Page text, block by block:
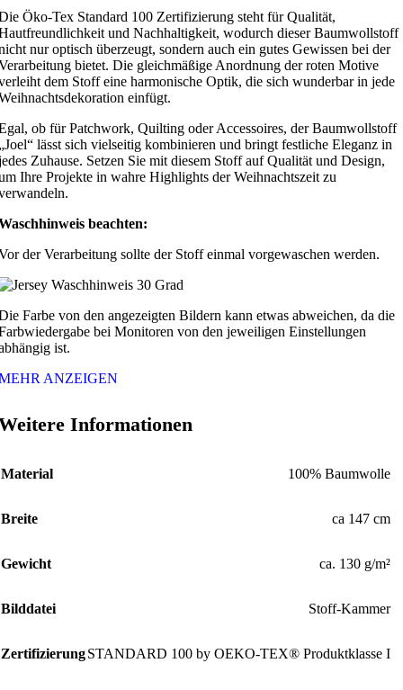
Öko-Tex Standard 100 Zertifizierung steht für Qualität,
und Nachhaltigkeit, wodurch dieser Baumwollstoff
nur optisch überzeugt, sondern auch ein gutes Gewissen bei der
bietet. Die gleichmäßige Anordnung der roten Motive
dem Stoff eine harmonische Optik, die sich wunderbar in jede
einfügt.
ob für Patchwork, Quilting oder Accessoires, der Baumwollstoff
lässt sich vielseitig kombinieren und bringt festliche Eleganz in
Zuhause. Setzen Sie mit diesem Stoff auf Qualität und Design,
Ihre Projekte in wahre Highlights der Weihnachtszeit zu
beachten:
der Verarbeitung sollte der Stoff einmal vorgewaschen werden.
Farbe von den angezeigten Bildern kann etwas abweichen, da die
bei Monitoren von den jeweiligen Einstellungen
ist.
ANZEIGEN
Informationen
Material 100% Baumwolle
Breite ca 147 cm
Gewicht ca. 130 g/m²
Bilddatei Stoff-Kammer
ZertifizierungSTANDARD 100 by OEKO-TEX® Produktklasse I